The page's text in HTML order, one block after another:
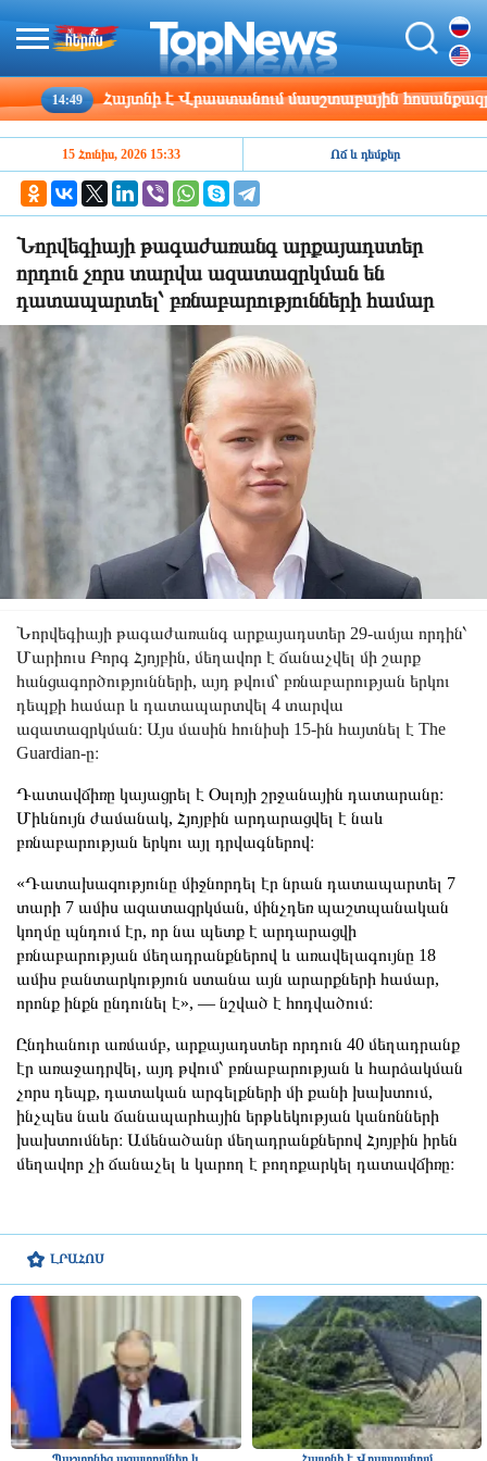
14:49 Հայտնի է Վրաստանում մասշտաբային
ԼՐԱՀՈՍ
15 Հունիս, 2026 15:33 Ոճ և դեմքեր
Նորվեգիայի թագաժառանգ արքայադստեր
որդուն չորս տարվա ազատազրկման են
դատապարտել՝ բռնաբարությունների համար
Նորվեգիայի թագաժառանգ արքայադստեր 29-ամյա որդին՝
Մարիուս Բորգ Հյոյբին, մեղավոր է ճանաչվել մի շարք
հանցագործությունների, այդ թվում՝ բռնաբարության երկու
դեպքի համար և դատապարտվել 4 տարվա
ազատազրկման։ Այս մասին հունիսի 15-ին հայտնել է The
Guardian-ը։
Դատավճիռը կայացրել է Օսլոյի շրջանային դատարանը։
Միևնույն ժամանակ, Հյոյբին արդարացվել է նաև
բռնաբարության երկու այլ դրվագներով։
«Դատախազությունը միջնորդել էր նրան դատապարտել 7
տարի 7 ամիս ազատազրկման, մինչդեռ պաշտպանական
կողմը պնդում էր, որ նա պետք է արդարացվի
բռնաբարության մեղադրանքներով և առավելագույնը 18
ամիս բանտարկություն ստանա այն արարքների համար,
որոնք ինքն ընդունել է», — նշված է հոդվածում։
Ընդհանուր առմամբ, արքայադստեր որդուն 40 մեղադրանք
էր առաջադրվել, այդ թվում՝ բռնաբարության և հարձակման
չորս դեպք, դատական արգելքների մի քանի խախտում,
ինչպես նաև ճանապարհային երթևեկության կանոնների
խախտումներ։ Ամենածանր մեղադրանքներով Հյոյբին իրեն
մեղավոր չի ճանաչել և կարող է բողոքարկել դատավճիռը։